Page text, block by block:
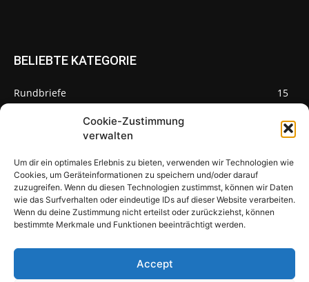
Cookie-Zustimmung
verwalten
Um dir ein optimales Erlebnis zu bieten, verwenden wir Technologien wie
Cookies, um Geräteinformationen zu speichern und/oder darauf
zuzugreifen. Wenn du diesen Technologien zustimmst, können wir Daten
wie das Surfverhalten oder eindeutige IDs auf dieser Website verarbeiten.
Wenn du deine Zustimmung nicht erteilst oder zurückziehst, können
bestimmte Merkmale und Funktionen beeinträchtigt werden.
Accept
BELIEBTE KATEGORIE
Rundbriefe
15
Pilzseite
Seltene Pilze aus Mainfranken und
Deutschland